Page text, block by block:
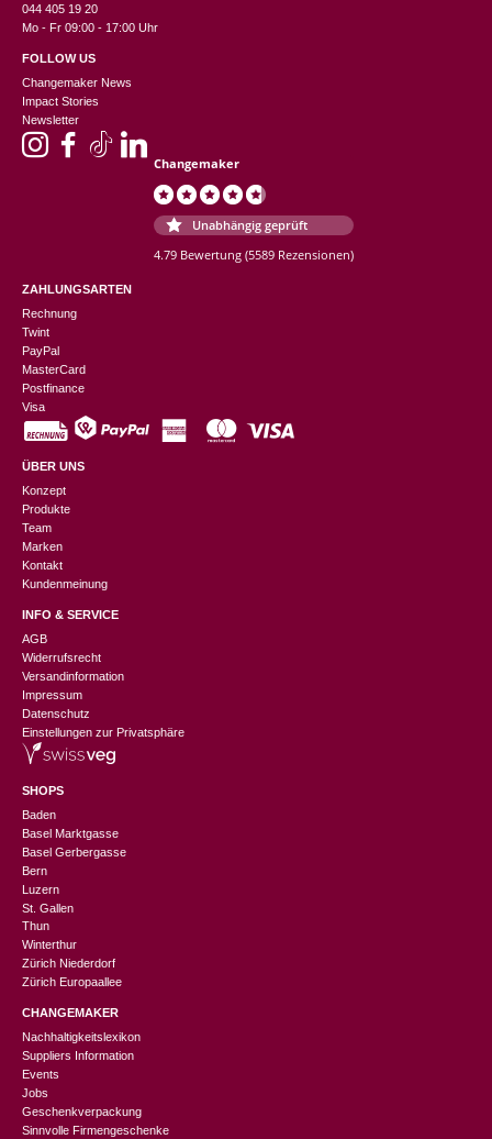
044 405 19 20
Mo - Fr 09:00 - 17:00 Uhr
FOLLOW US
Changemaker News
Impact Stories
Newsletter
Changemaker
Unabhängig geprüft
4.79 Bewertung (5589 Rezensionen)
ZAHLUNGSARTEN
Rechnung
Twint
PayPal
MasterCard
Postfinance
Visa
ÜBER UNS
Konzept
Produkte
Team
Marken
Kontakt
Kundenmeinung
INFO & SERVICE
AGB
Widerrufsrecht
Versandinformation
Impressum
Datenschutz
Einstellungen zur Privatsphäre
SHOPS
Baden
Basel Marktgasse
Basel Gerbergasse
Bern
Luzern
St. Gallen
Thun
Winterthur
Zürich Niederdorf
Zürich Europaallee
CHANGEMAKER
Nachhaltigkeitslexikon
Suppliers Information
Events
Jobs
Geschenkverpackung
Sinnvolle Firmengeschenke